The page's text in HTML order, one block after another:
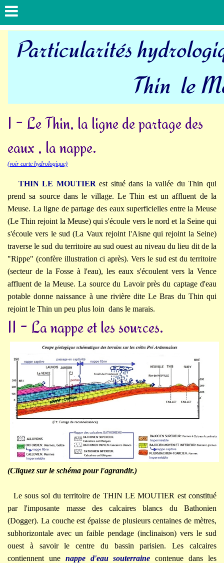
Particularités
Thin le
I - Le Thin, la ligne de partage des
eaux , la nappe.
(voir carte hydrologique)
THIN LE MOUTIER est situé dans la vallée du Thin qui
prend sa source dans le village. Le Thin est un affluent de la
Meuse. La ligne de partage des eaux superficielles entre la Meuse
(Le Thin rejoint la Meuse) qui s'écoule vers le nord et la Seine qui
s'écoule vers le sud (La Vaux rejoint l'Aisne qui rejoint la Seine)
traverse le sud du territoire au sud ouest au niveau du lieu dit de la
"Rippe" (confère illustration ci après). Vers le sud est du territoire
(secteur de la Fosse à l'eau), les eaux s'écoulent vers la Vence
affluent de la Meuse. La source du Lavoir près du captage d'eau
potable donne naissance à une rivière dite Le Bras du Thin qui
rejoint le Thin un peu plus loin dans le marais.
II - La nappe et les sources.
(Cliquez sur le schéma pour l'agrandir.)
Le sous sol du territoire de THIN LE MOUTIER est constitué
par l'imposante masse des calcaires blancs du Bathonien
(Dogger). La couche est épaisse de plusieurs centaines de mètres,
subhorizontale avec un faible pendage (inclinaison) vers le sud
ouest à savoir le centre du bassin parisien. Les calcaires
contiennent une nappe d'eau souterraine contenue dans les